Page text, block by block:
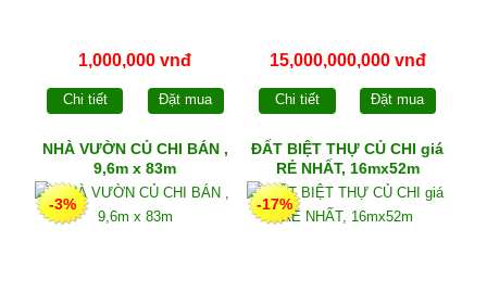
1,000,000 vnđ
Chi tiết Đặt mua
15,000,000,000 vnđ
Chi tiết Đặt mua
NHÀ VƯỜN CỦ CHI BÁN ,
9,6m x 83m
-3%
ĐẤT BIỆT THỰ CỦ CHI giá
RẺ NHẤT, 16mx52m
-17%